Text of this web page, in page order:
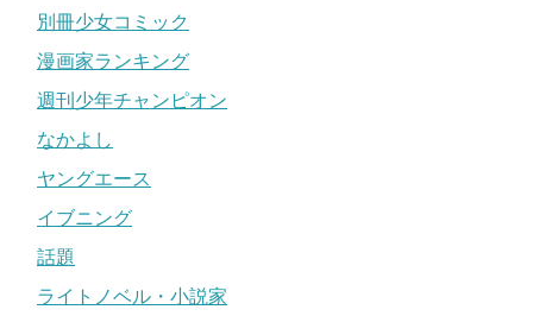
別冊少女コミック
漫画家ランキング
週刊少年チャンピオン
なかよし
ヤングエース
イブニング
話題
ライトノベル・小説家